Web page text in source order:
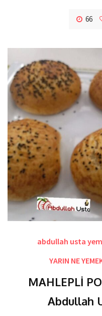
66
abdullah usta
YARIN NE
MAHLEPLİ
Abdullah